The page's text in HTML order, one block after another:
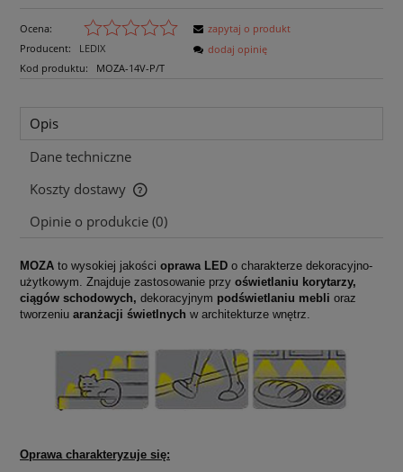
Ocena:
Producent:
LEDIX
Kod produktu:
MOZA-14V-P/T
zapytaj o produkt
dodaj opinię
Opis
Dane techniczne
Koszty dostawy
Cena nie zawiera ewentualnych kosztów płatności
Opinie o produkcie (0)
MOZA to wysokiej jakości oprawa LED o charakterze dekoracyjno-
użytkowym. Znajduje zastosowanie przy oświetlaniu korytarzy,
ciągów schodowych, dekoracyjnym podświetlaniu mebli oraz
tworzeniu aranżacji świetlnych w architekturze wnętrz.
Oprawa charakteryzuje się: